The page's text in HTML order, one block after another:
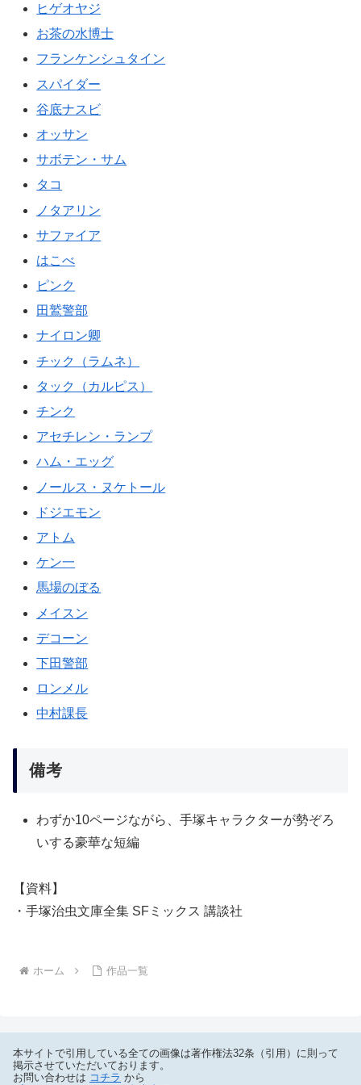
ヒゲオヤジ
お茶の水博士
フランケンシュタイン
スパイダー
谷底ナスビ
オッサン
サボテン・サム
タコ
ノタアリン
サファイア
はこべ
ピンク
田鷲警部
ナイロン卿
チック（ラムネ）
タック（カルピス）
チンク
アセチレン・ランプ
ハム・エッグ
ノールス・ヌケトール
ドジエモン
アトム
ケン一
馬場のぼる
メイスン
デコーン
下田警部
ロンメル
中村課長
備考
わずか10ページながら、手塚キャラクターが勢ぞろ
いする豪華な短編
【資料】
・手塚治虫文庫全集 SFミックス 講談社
ホーム 作品一覧
本サイトで引用している全ての画像は著作権法32条（引用）に則って
掲示させていただいております。
お問い合わせは コチラ から